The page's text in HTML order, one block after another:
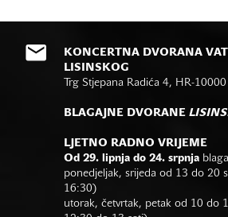
KONCERTNA DVORANA
LISINSKOG
Trg Stjepana Radića 4, HR-
BLAGAJNE DVORANE
LJETNO RADNO VRIJEME
Od 29. lipnja do 24. srpnja
ponedjeljak, srijeda od 13 do 20
16:30)
utorak, četvrtak, petak od 10 do